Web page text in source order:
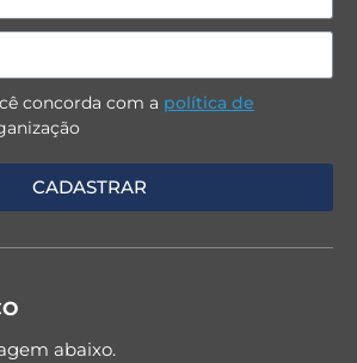
concorda com a política de
abaixo.